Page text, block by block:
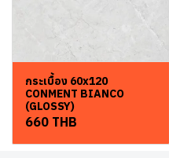
กระเบื้อง 60x120
CONMENT BIANCO
(GLOSSY)
660 THB